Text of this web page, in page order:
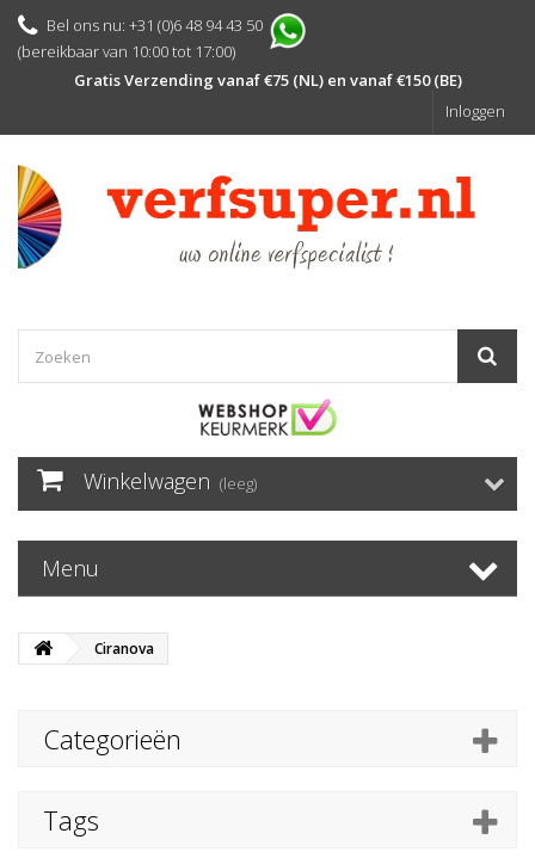
Bel ons nu: +31 (0)6 48 94 43 50
(bereikbaar van 10:00 tot 17:00)
Gratis Verzending vanaf €75 (NL) en vanaf €150 (BE)
Inloggen
Winkelwagen (leeg)
Menu
Ciranova
Categorieën
Tags